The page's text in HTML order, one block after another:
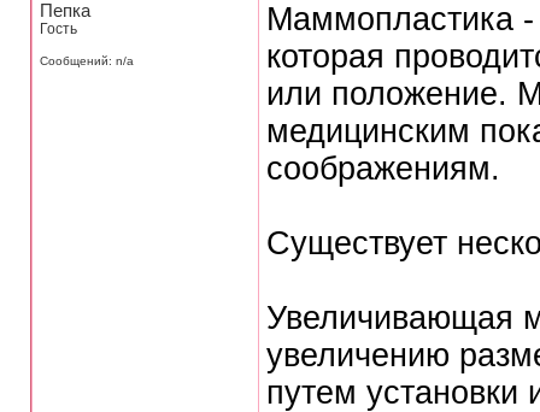
Пепка
Гость
Сообщений: n/a
Маммопластика -
которая
или положение.
медицинским
соображениям.
Существует
Увеличивающая
увеличению
путем установки